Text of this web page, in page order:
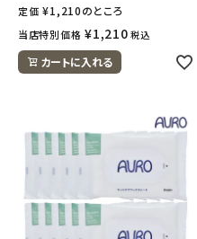
定価 ¥1,210のところ
当店特別価格 ¥1,210 税込
カートに入れる